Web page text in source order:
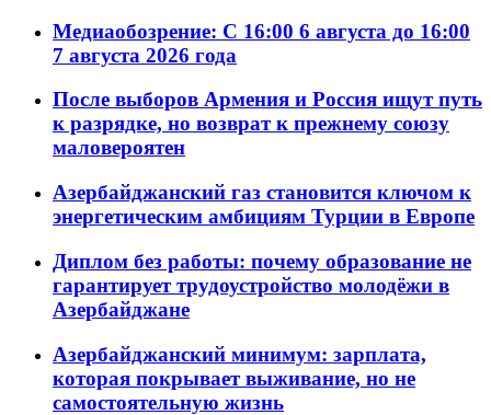
Медиаобозрение: С 16:00 6 августа до 16:00
7 августа 2026 года
После выборов Армения и Россия ищут путь
к разрядке, но возврат к прежнему союзу
маловероятен
Азербайджанский газ становится ключом к
энергетическим амбициям Турции в Европе
Диплом без работы: почему образование не
гарантирует трудоустройство молодёжи в
Азербайджане
Азербайджанский минимум: зарплата,
которая покрывает выживание, но не
самостоятельную жизнь